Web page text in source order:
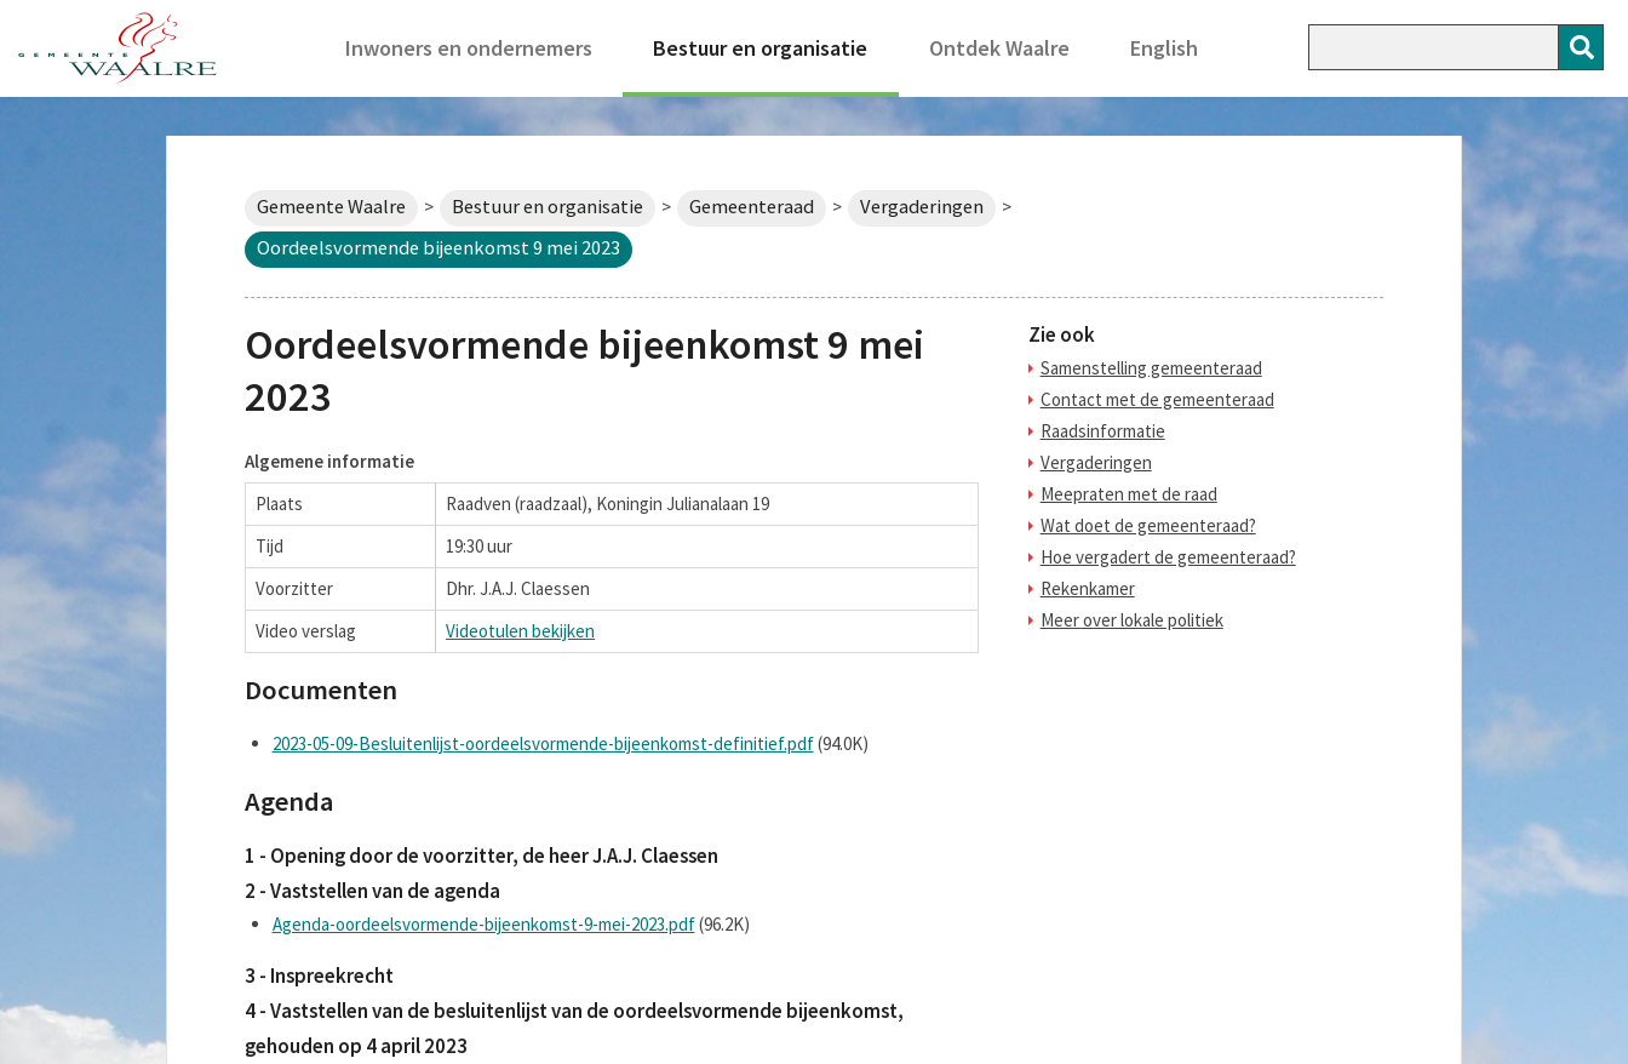
Inwoners en ondernemers Bestuur en organisatie Ontdek Waalre English
Gemeente Waalre > Bestuur en organisatie > Gemeenteraad > Vergaderingen >
Oordeelsvormende bijeenkomst 9 mei 2023
Oordeelsvormende bijeenkomst 9 mei
2023
Algemene informatie
Plaats
Raadven (raadzaal), Koningin Julianalaan 19
Tijd
19:30 uur
Voorzitter
Dhr. J.A.J. Claessen
Video verslag
Videotulen bekijken
Documenten
2023-05-09-Besluitenlijst-oordeelsvormende-bijeenkomst-definitief.pdf(94.0K)
Agenda
1 - Opening door de voorzitter, de heer J.A.J. Claessen
2 - Vaststellen van de agenda
Agenda-oordeelsvormende-bijeenkomst-9-mei-2023.pdf(96.2K)
3 - Inspreekrecht
4 - Vaststellen van de besluitenlijst van de oordeelsvormende bijeenkomst,
gehouden op 4 april 2023
Zie ook
Samenstelling gemeenteraad
Contact met de gemeenteraad
Raadsinformatie
Vergaderingen
Meepraten met de raad
Wat doet de gemeenteraad?
Hoe vergadert de gemeenteraad?
Rekenkamer
Meer over lokale politiek